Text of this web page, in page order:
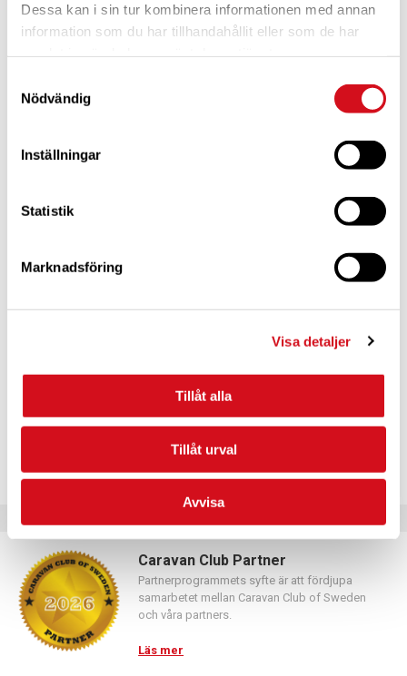
Dessa kan i sin tur kombinera informationen med annan
information som du har tillhandahållit eller som de har
Nödvändig
Inställningar
Statistik
Marknadsföring
Visa detaljer
Tillåt alla
Tillåt urval
Avvisa
För dig som är blivande ny medlemTa del av alla förmåner.
Bli medlem idag.
Logga in med hjälp av formuläret och följ anvisningarna.
Caravan Club Partner
Partnerprogrammets syfte är att fördjupa
samarbetet mellan Caravan Club of Sweden
och våra partners.
Läs mer